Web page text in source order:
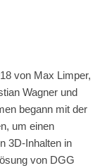
von Max Limper,
Wagner und
begann mit der
um einen
3D-Inhalten in
von DGG